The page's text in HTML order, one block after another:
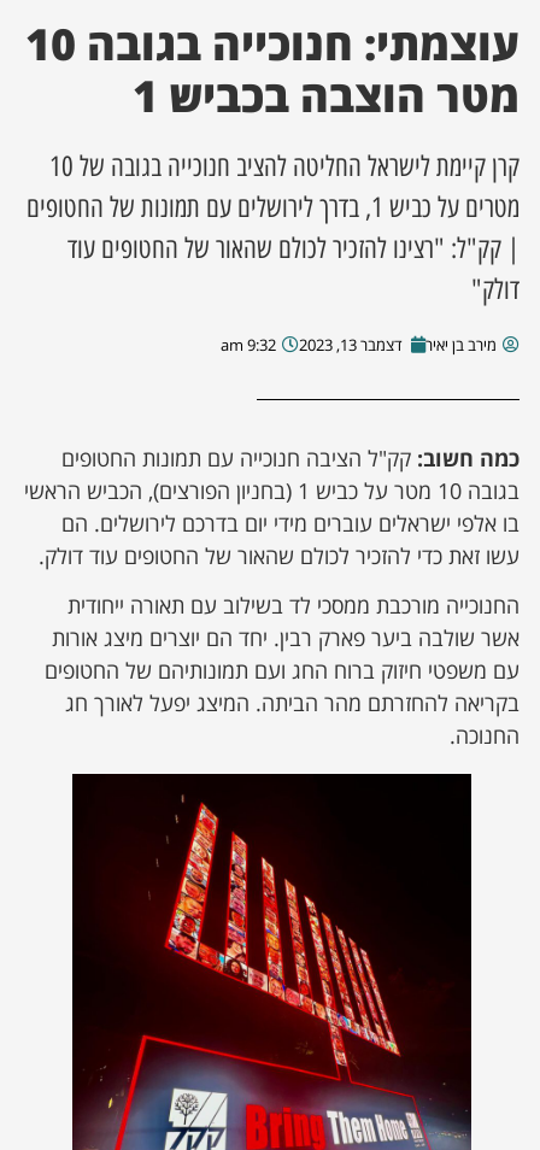
מסע מלחמה
השבוע
מקומית
עסקים
עוצמתי: חנוכייה בגובה 10
מטר הוצבה בכביש 1
קרן קיימת לישראל החליטה להציב חנוכייה בגובה של 10
מטרים על כביש 1, בדרך לירושלים עם תמונות של החטופים
| קק"ל: "רצינו להזכיר לכולם שהאור של החטופים עוד
דולק"
מירב בן יאיר דצמבר 13, 2023 9:32 am
כמה חשוב: קק"ל הציבה חנוכייה עם תמונות החטופים
בגובה 10 מטר על כביש 1 (בחניון הפורצים), הכביש הראשי
בו אלפי ישראלים עוברים מידי יום בדרכם לירושלים. הם
עשו זאת כדי להזכיר לכולם שהאור של החטופים עוד דולק.
החנוכייה מורכבת ממסכי לד בשילוב עם תאורה ייחודית
אשר שולבה ביער פארק רבין. יחד הם יוצרים מיצג אורות
עם משפטי חיזוק ברוח החג ועם תמונותיהם של החטופים
בקריאה להחזרתם מהר הביתה. המיצג יפעל לאורך חג
החנוכה.